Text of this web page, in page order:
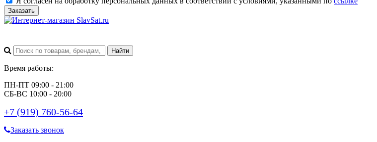
Заказать
Время работы:
ПН-ПТ 09:00 - 21:00
СБ-ВС 10:00 - 20:00
+7 (919) 760-56-64
Заказать звонок